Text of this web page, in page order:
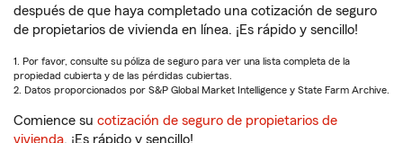
después de que haya completado una cotización de seguro
de propietarios de vivienda en línea. ¡Es rápido y sencillo!
1. Por favor, consulte su póliza de seguro para ver una lista completa de la
propiedad cubierta y de las pérdidas cubiertas.
2. Datos proporcionados por S&P Global Market Intelligence y State Farm Archive.
Comience su cotización de seguro de propietarios de
vivienda. ¡Es rápido y sencillo!